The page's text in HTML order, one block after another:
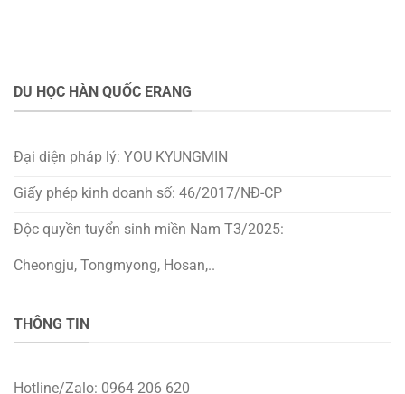
DU HỌC HÀN QUỐC ERANG
Đại diện pháp lý: YOU KYUNGMIN
Giấy phép kinh doanh số: 46/2017/NĐ-CP
Độc quyền tuyển sinh miền Nam T3/2025:
Cheongju, Tongmyong, Hosan,..
THÔNG TIN
Hotline/Zalo: 0964 206 620